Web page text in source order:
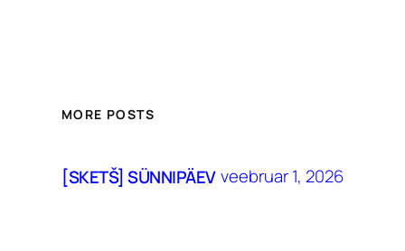
MORE POSTS
[SKETŠ] SÜNNIPÄEV veebruar 1, 2026